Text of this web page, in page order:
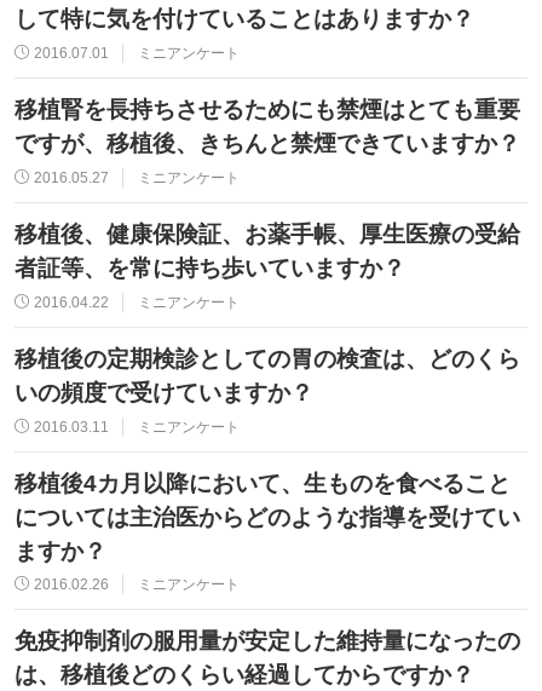
して特に気を付けていることはありますか？
2016.07.01 ミニアンケート
移植腎を長持ちさせるためにも禁煙はとても重要
ですが、移植後、きちんと禁煙できていますか？
2016.05.27 ミニアンケート
移植後、健康保険証、お薬手帳、厚生医療の受給
者証等、を常に持ち歩いていますか？
2016.04.22 ミニアンケート
移植後の定期検診としての胃の検査は、どのくら
いの頻度で受けていますか？
2016.03.11 ミニアンケート
移植後4カ月以降において、生ものを食べること
については主治医からどのような指導を受けてい
ますか？
2016.02.26 ミニアンケート
免疫抑制剤の服用量が安定した維持量になったの
は、移植後どのくらい経過してからですか？